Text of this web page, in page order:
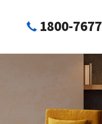
1800-7677